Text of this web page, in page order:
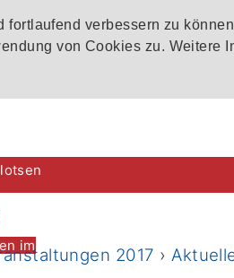
verbessern zu
von Cookies zu. Weitere
im
2017 ›